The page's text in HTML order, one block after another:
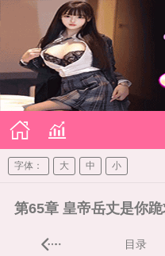
字体： 大 中 小
第65章 皇帝岳丈是你跪
目录